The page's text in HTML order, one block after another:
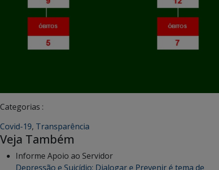
Categorias :
Covid-19, Transparência
Veja Também
Informe Apoio ao Servidor
Depressão e Suicídio: Dialogar e Prevenir é tema de